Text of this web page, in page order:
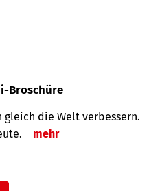
Broschüre
gleich die Welt verbessern.
mehr